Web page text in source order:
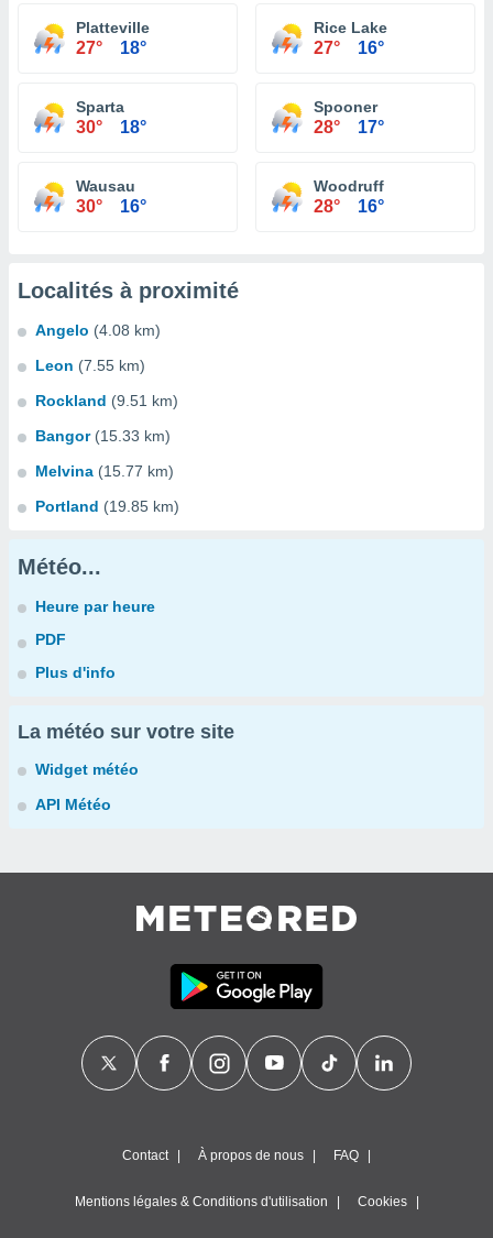
Platteville
27° 18°
Rice Lake
27° 16°
Sparta
30° 18°
Spooner
28° 17°
Wausau
30° 16°
Woodruff
28° 16°
Localités à proximité
Angelo (4.08 km)
Leon (7.55 km)
Rockland (9.51 km)
Bangor (15.33 km)
Melvina (15.77 km)
Portland (19.85 km)
Météo...
Heure par heure
PDF
Plus d'info
La météo sur votre site
Widget météo
API Météo
Contact À propos de nous FAQ
Mentions légales & Conditions d'utilisation Cookies